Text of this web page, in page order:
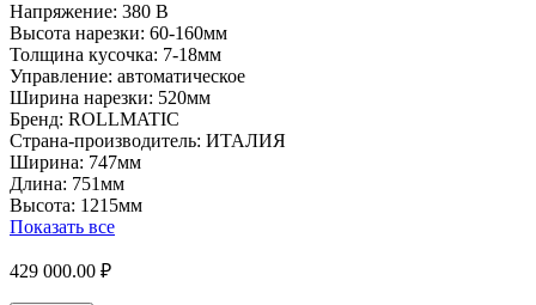
Напряжение: 380 В
Высота нарезки: 60-160мм
Толщина кусочка: 7-18мм
Управление: автоматическое
Ширина нарезки: 520мм
Бренд: ROLLMATIC
Страна-производитель: ИТАЛИЯ
Ширина: 747мм
Длина: 751мм
Высота: 1215мм
Показать все
429 000.00 ₽